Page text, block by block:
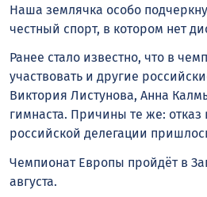
Наша землячка особо
честный спорт, в котором нет
Ранее стало известно, что в
участвовать и другие
Виктория Листунова, Анна
гимнаста. Причины те же: отказ
российской делегации
Чемпионат Европы пройдёт в
августа.